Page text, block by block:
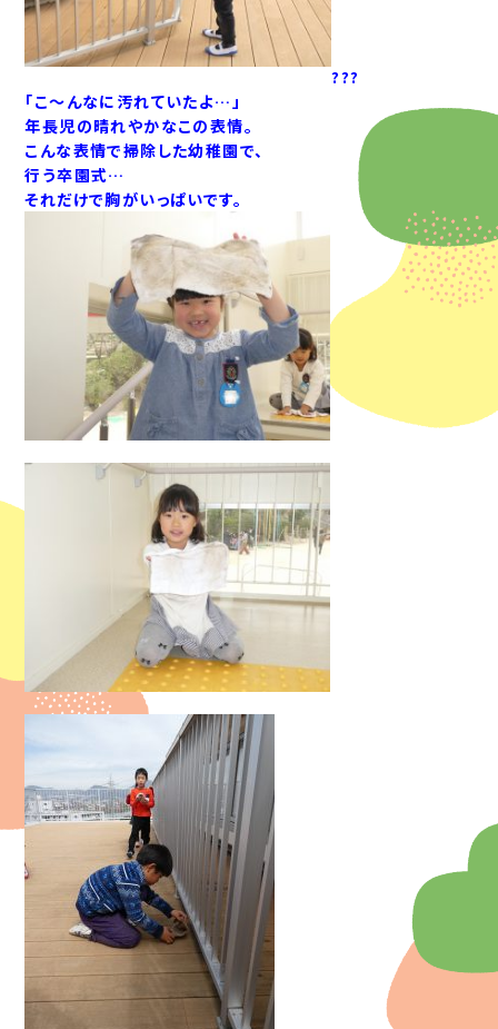
???
「こ～んなに汚れていたよ…」
年長児の晴れやかなこの表情。
こんな表情で掃除した幼稚園で、
行う卒園式…
それだけで胸がいっぱいです。